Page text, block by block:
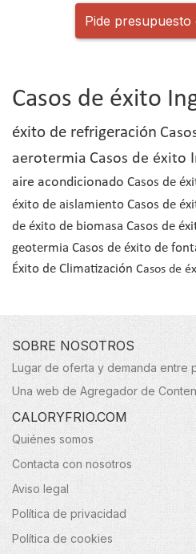
Pide presupuesto
Casos de éxito
éxito de refrigeración
aerotermia Casos de éxito
aire acondicionado Casos de
éxito de aislamiento Casos de
de éxito de biomasa Casos de
geotermia Casos de éxito de
Éxito de Climatización Casos de
SOBRE NOSOTROS
Lugar de oferta y demanda entre
Una web de Agregador de
CALORYFRIO.COM
Quiénes somos
Contacta con nosotros
Aviso legal
Política de privacidad
Política de cookies